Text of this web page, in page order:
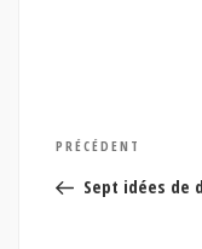
Navigation
de
Article
précédent
PRÉCÉDENT
Sept idées de